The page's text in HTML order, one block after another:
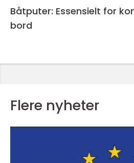
Båtputer: Essensielt for
bord
Flere nyheter